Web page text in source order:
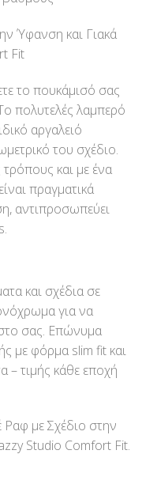
Ύφανση και Γιακά
Fit
το πουκάμισό σας
πολυτελές λαμπερό
αργαλειό
του σχέδιο.
και με ένα
πραγματικά
αντιπροσωπεύει
και σχέδια σε
για να
σας. Επώνυμα
με φόρμα slim fit και
– τιμής κάθε εποχή
με Σχέδιο στην
Studio Comfort Fit.